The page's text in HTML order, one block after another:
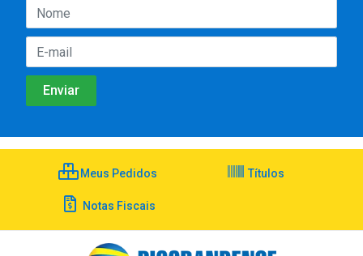
Meus Pedidos Títulos
Notas Fiscais